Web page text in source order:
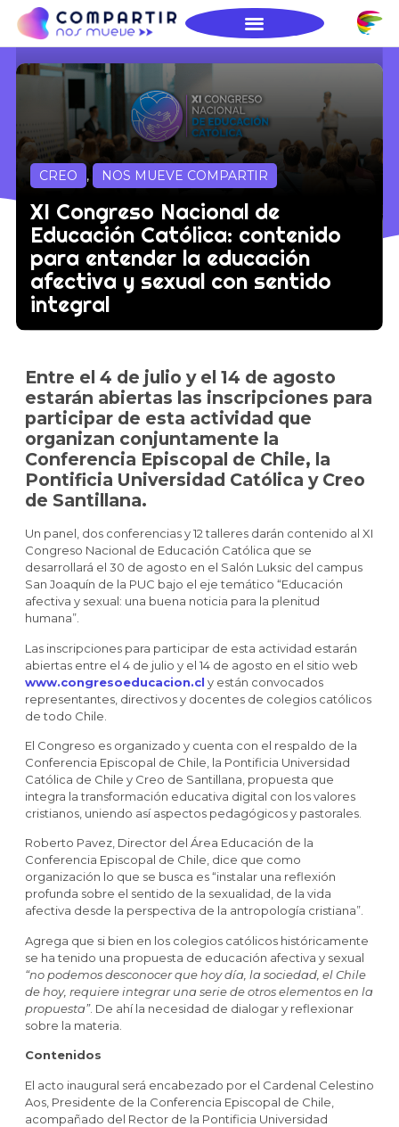
CREO , NOS MUEVE COMPARTIR
XI Congreso Nacional de
Educación Católica: contenido
para entender la educación
afectiva y sexual con sentido
integral
Entre el 4 de julio y el 14 de agosto
estarán abiertas las inscripciones para
participar de esta actividad que
organizan conjuntamente la
Conferencia Episcopal de Chile, la
Pontificia Universidad Católica y Creo
de Santillana.
Un panel, dos conferencias y 12 talleres darán contenido al XI
Congreso Nacional de Educación Católica que se
desarrollará el 30 de agosto en el Salón Luksic del campus
San Joaquín de la PUC bajo el eje temático “Educación
afectiva y sexual: una buena noticia para la plenitud
humana”.
Las inscripciones para participar de esta actividad estarán
abiertas entre el 4 de julio y el 14 de agosto en el sitio web
www.congresoeducacion.cl y están convocados
representantes, directivos y docentes de colegios católicos
de todo Chile.
El Congreso es organizado y cuenta con el respaldo de la
Conferencia Episcopal de Chile, la Pontificia Universidad
Católica de Chile y Creo de Santillana, propuesta que
integra la transformación educativa digital con los valores
cristianos, uniendo así aspectos pedagógicos y pastorales.
Roberto Pavez, Director del Área Educación de la
Conferencia Episcopal de Chile, dice que como
organización lo que se busca es “instalar una reflexión
profunda sobre el sentido de la sexualidad, de la vida
afectiva desde la perspectiva de la antropología cristiana”.
Agrega que si bien en los colegios católicos históricamente
se ha tenido una propuesta de educación afectiva y sexual
“no podemos desconocer que hoy día, la sociedad, el Chile
de hoy, requiere integrar una serie de otros elementos en la
propuesta”. De ahí la necesidad de dialogar y reflexionar
sobre la materia.
Contenidos
El acto inaugural será encabezado por el Cardenal Celestino
Aos, Presidente de la Conferencia Episcopal de Chile,
acompañado del Rector de la Pontificia Universidad